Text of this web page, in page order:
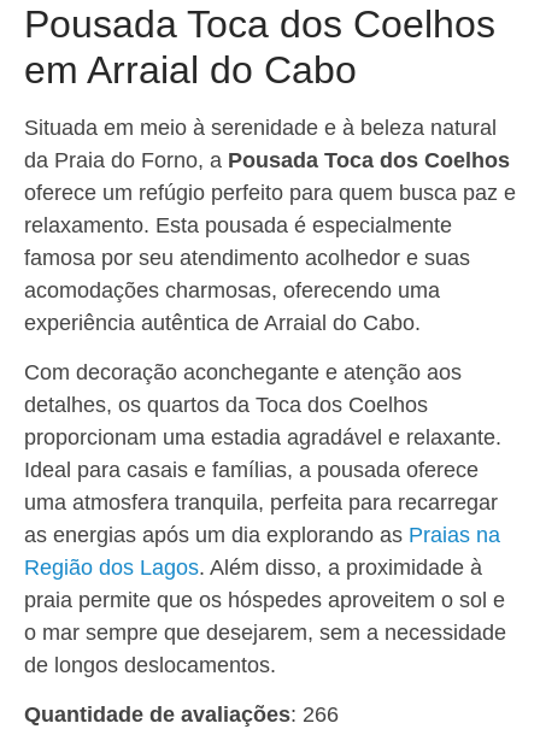
Pousada Toca dos Coelhos
em Arraial do Cabo
Situada em meio à serenidade e à beleza natural
da Praia do Forno, a Pousada Toca dos Coelhos
oferece um refúgio perfeito para quem busca paz e
relaxamento. Esta pousada é especialmente
famosa por seu atendimento acolhedor e suas
acomodações charmosas, oferecendo uma
experiência autêntica de Arraial do Cabo.
Com decoração aconchegante e atenção aos
detalhes, os quartos da Toca dos Coelhos
proporcionam uma estadia agradável e relaxante.
Ideal para casais e famílias, a pousada oferece
uma atmosfera tranquila, perfeita para recarregar
as energias após um dia explorando as Praias na
Região dos Lagos. Além disso, a proximidade à
praia permite que os hóspedes aproveitem o sol e
o mar sempre que desejarem, sem a necessidade
de longos deslocamentos.
Quantidade de avaliações: 266